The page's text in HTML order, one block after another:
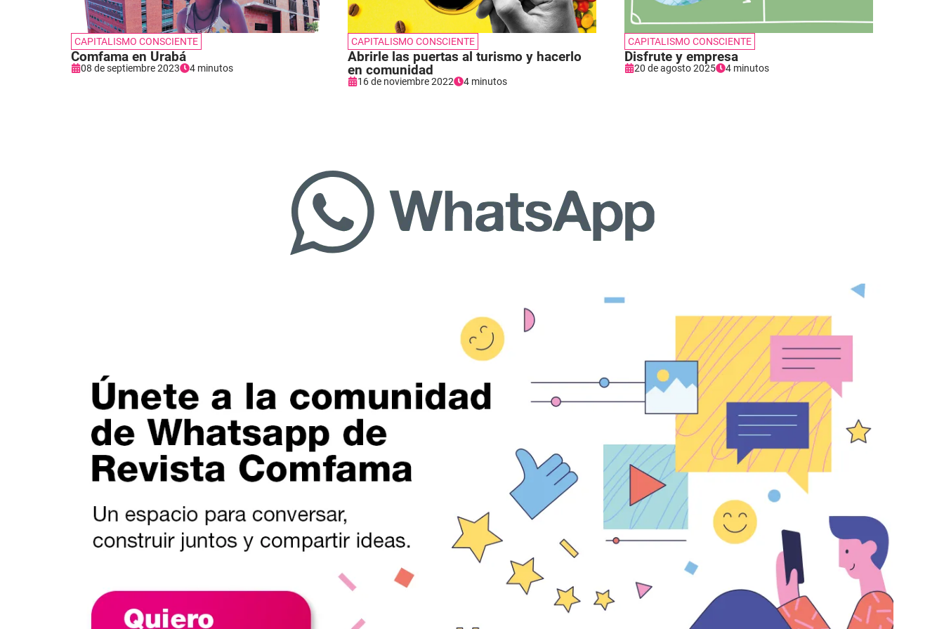
CAPITALISMO CONSCIENTE
Comfama en Urabá
08 de septiembre 2023 4 minutos
CAPITALISMO CONSCIENTE
Abrirle las puertas al turismo y hacerlo
en comunidad
16 de noviembre 2022 4 minutos
CAPITALISMO CONSCIENTE
Disfrute y empresa
20 de agosto 2025 4 minutos